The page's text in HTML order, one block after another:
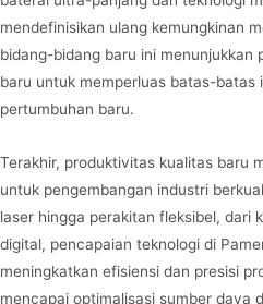
mendefinisikan ulang kemungkinan
bidang-bidang baru ini
baru untuk memperluas batas-
pertumbuhan baru.
Terakhir, produktivitas kualitas baru
untuk pengembangan industri
laser hingga perakitan fleksibel, dari
digital, pencapaian teknologi di
meningkatkan efisiensi dan presisi
mencapai optimalisasi sumber daya